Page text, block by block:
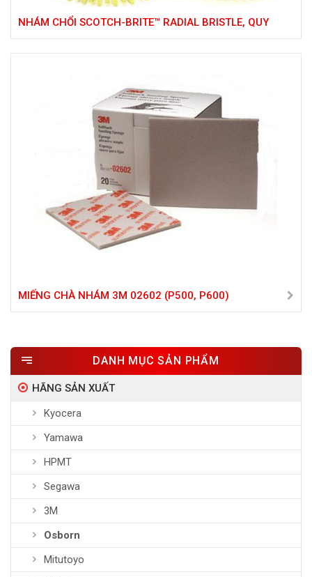
NHÁM CHỔI SCOTCH-BRITE™ RADIAL BRISTLE, QUY
MIẾNG CHÀ NHÁM 3M 02602 (P500, P600)
DANH MỤC SẢN PHẨM
HÃNG SẢN XUẤT
Kyocera
Yamawa
HPMT
Segawa
3M
Osborn
Mitutoyo